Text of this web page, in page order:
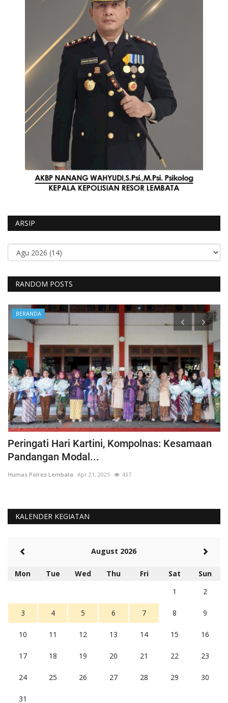
ARSIP
RANDOM POSTS
BERANDA
Peringati Hari Kartini, Kompolnas: Kesamaan
Pandangan Modal...
Humas Polres Lembata Apr 21, 2025 437
KALENDER KEGIATAN
August 2026
Mon Tue Wed Thu Fri Sat
Sun
1
2
3 4 5 6 7 8 9
10 11 12 13 14 15 16
17 18 19 20 21 22 23
24 25 26 27 28 29 30
31